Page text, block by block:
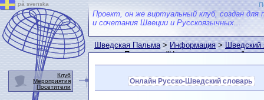
Проект, он же виртуальный клуб, создан для
и сочетания Швеции и Русскоязычных...
Шведская Пальма>Информация>Шведский
языка> Программа "Научись шведскому"
Онлайн Русско-Шведский словарь
på svenska
Клуб
Мероприятия
Посетители